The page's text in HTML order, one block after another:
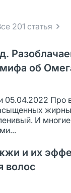
201 статья
об
05.04.2022 Про
И
и их
волос